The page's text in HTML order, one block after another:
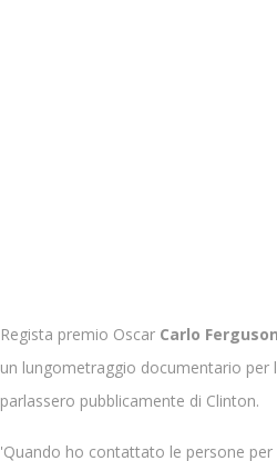
Regista premio Oscar Carlo Ferguson
un lungometraggio documentario
parlassero pubblicamente di Clinton.
'Quando ho contattato le persone